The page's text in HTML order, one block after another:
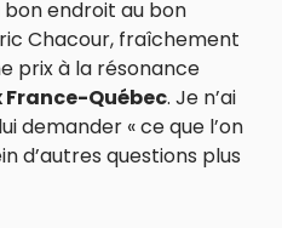
bon endroit au bon
Chacour, fraîchement
prix à la résonance
France-Québec. Je n’ai
demander « ce que l’on
d’autres questions plus